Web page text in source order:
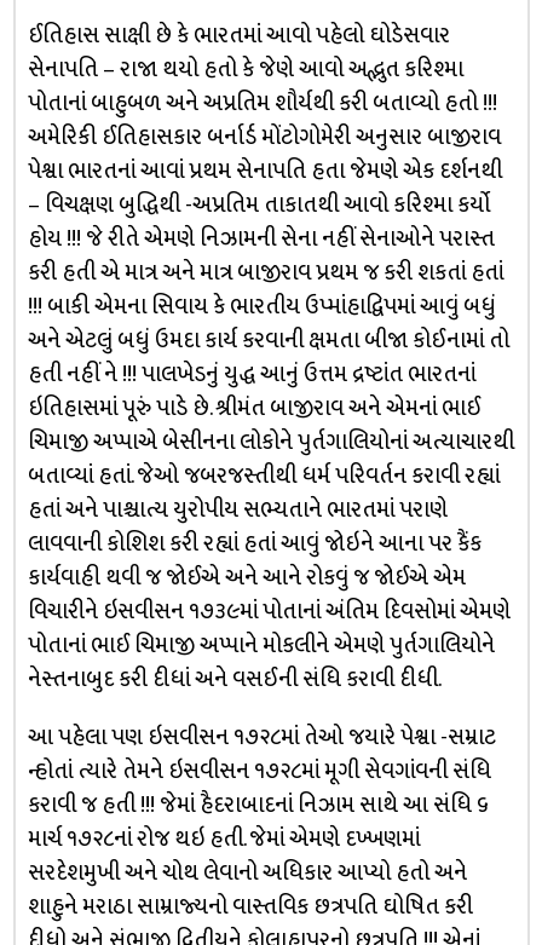
ઈતિહાસ સાક્ષી છે કે ભારતમાં આવો પહેલો ઘોડેસવાર
સેનાપતિ – રાજા થયો હતો કે જેણે આવો અદ્ભુત કરિશ્મા
પોતાનાં બાહુબળ અને અપ્રતિમ શૌર્યથી કરી બતાવ્યો હતો !!!
અમેરિકી ઈતિહાસકાર બર્નાર્ડ મોંટોગોમેરી અનુસાર બાજીરાવ
પેશ્વા ભારતનાં આવાં પ્રથમ સેનાપતિ હતા જેમણે એક દર્શનથી
– વિચક્ષણ બુદ્ધિથી -અપ્રતિમ તાકાતથી આવો કરિશ્મા કર્યો
હોય !!! જે રીતે એમણે નિઝામની સેના નહીં સેનાઓને પરાસ્ત
કરી હતી એ માત્ર અને માત્ર બાજીરાવ પ્રથમ જ કરી શકતાં હતાં
!!! બાકી એમના સિવાય કે ભારતીય ઉપ્માંહાદ્વિપમાં આવું બધું
અને એટલું બધું ઉમદા કાર્ય કરવાની ક્ષમતા બીજા કોઈનામાં તો
હતી નહીં ને !!! પાલખેડનું યુદ્ધ આનું ઉત્તમ દ્રષ્ટાંત ભારતનાં
ઇતિહાસમાં પૂરું પાડે છે. શ્રીમંત બાજીરાવ અને એમનાં ભાઈ
ચિમાજી અપ્પાએ બેસીનના લોકોને પુર્તગાલિયોનાં અત્યાચારથી
બતાવ્યાં હતાં. જેઓ જબરજસ્તીથી ધર્મ પરિવર્તન કરાવી રહ્યાં
હતાં અને પાશ્ચાત્ય યુરોપીય સભ્યતાને ભારતમાં પરાણે
લાવવાની કોશિશ કરી રહ્યાં હતાં આવું જોઇને આના પર કૈંક
કાર્યવાહી થવી જ જોઈએ અને આને રોકવું જ જોઈએ એમ
વિચારીને ઇસવીસન ૧૭૩૯માં પોતાનાં અંતિમ દિવસોમાં એમણે
પોતાનાં ભાઈ ચિમાજી અપ્પાને મોકલીને એમણે પુર્તગાલિયોને
નેસ્તનાબુદ કરી દીધાં અને વસઈની સંધિ કરાવી દીધી.
આ પહેલા પણ ઇસવીસન ૧૭૨૮માં તેઓ જયારે પેશ્વા -સમ્રાટ
ન્હોતાં ત્યારે તેમને ઇસવીસન ૧૭૨૮માં મૂગી સેવગાંવની સંધિ
કરાવી જ હતી !!! જેમાં હૈદરાબાદનાં નિઝામ સાથે આ સંધિ ૬
માર્ચ ૧૭૨૮નાં રોજ થઇ હતી. જેમાં એમણે દખ્ખણમાં
સરદેશમુખી અને ચોથ લેવાનો અધિકાર આપ્યો હતો અને
શાહુને મરાઠા સામ્રાજ્યનો વાસ્તવિક છત્રપતિ ઘોષિત કરી